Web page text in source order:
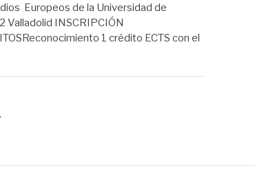
Europeos de la Universidad de
Valladolid INSCRIPCIÓN
1 crédito ECTS con el